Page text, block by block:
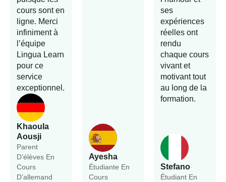
Khaoula
Aousji
Parent
D’élèves En
Cours
D’allemand
cours sont en
ligne. Merci
infiniment à
l’équipe
Lingua Learn
pour ce
service
exceptionnel.
Ayesha
Étudiante En
Cours
Stefano
Étudiant En
ses
expériences
réelles ont
rendu
chaque cours
vivant et
motivant tout
au long de la
formation.